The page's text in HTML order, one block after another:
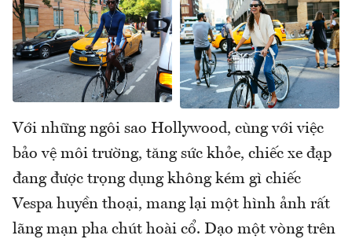
Với những ngôi sao Hollywood, cùng với việc
bảo vệ môi trường, tăng sức khỏe, chiếc xe đạp
đang được trọng dụng không kém gì chiếc
Vespa huyền thoại, mang lại một hình ảnh rất
lãng mạn pha chút hoài cổ. Dạo một vòng trên